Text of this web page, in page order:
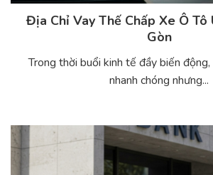
Địa Chỉ Vay Thế Chấp Xe Ô Tô
Gòn
Trong thời buổi kinh tế đầy biến động,
nhanh chóng nhưng...